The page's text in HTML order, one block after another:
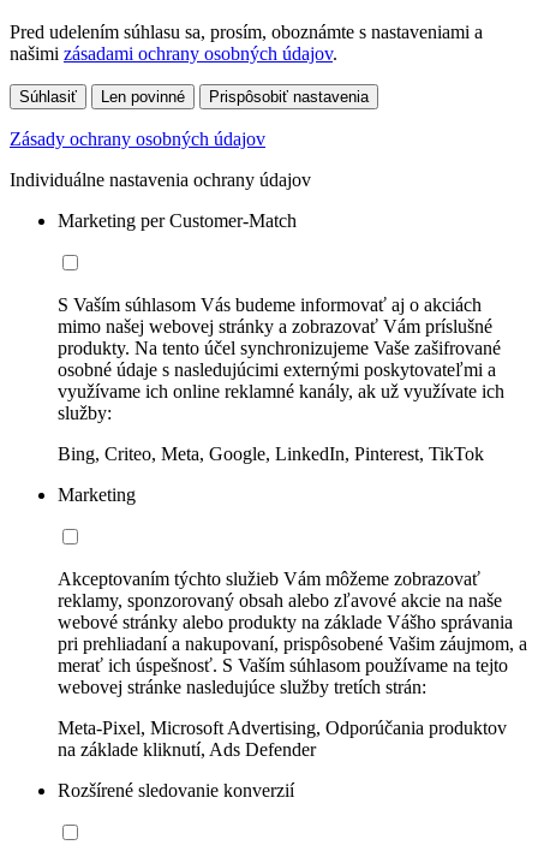
Pred udelením súhlasu sa, prosím, oboznámte s nastaveniami a
našimi zásadami ochrany osobných údajov.
Súhlasiť Len povinné Prispôsobiť nastavenia
Zásady ochrany osobných údajov
Individuálne nastavenia ochrany údajov
Marketing per Customer-Match
S Vaším súhlasom Vás budeme informovať aj o akciách
mimo našej webovej stránky a zobrazovať Vám príslušné
produkty. Na tento účel synchronizujeme Vaše zašifrované
osobné údaje s nasledujúcimi externými poskytovateľmi a
využívame ich online reklamné kanály, ak už využívate ich
služby:
Bing, Criteo, Meta, Google, LinkedIn, Pinterest, TikTok
Marketing
Akceptovaním týchto služieb Vám môžeme zobrazovať
reklamy, sponzorovaný obsah alebo zľavové akcie na naše
webové stránky alebo produkty na základe Vášho správania
pri prehliadaní a nakupovaní, prispôsobené Vašim záujmom, a
merať ich úspešnosť. S Vaším súhlasom používame na tejto
webovej stránke nasledujúce služby tretích strán:
Meta-Pixel, Microsoft Advertising, Odporúčania produktov
na základe kliknutí, Ads Defender
Rozšírené sledovanie konverzií